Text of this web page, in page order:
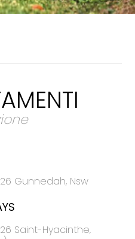
Gunnedah, Nsw
Saint-Hyacinthe,